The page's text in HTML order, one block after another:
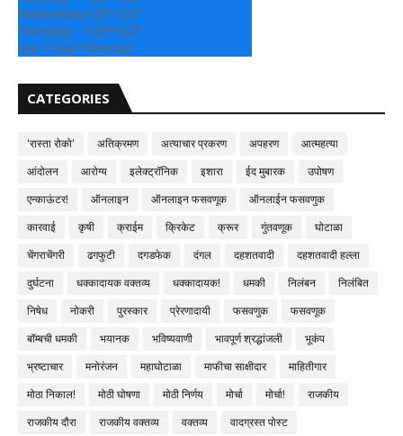
Wednesday+29°+22°
Thursday
+29°+22°
See 7-Day Forecast
CATEGORIES
'रास्ता रोको' अतिक्रमण अत्याचार प्रकरण अपहरण
आत्महत्या
आंदोलन
आरोग्य इलेक्ट्रॉनिक इशारा ईद मुबारक
उपोषण
एन्काऊंटर!
ऑनलाइन ऑनलाइन फसवणूक
ऑनलाईन फसवणुक
कारवाई
कृषी क्राईम क्रिकेट क्रूर गुंतवणूक
घोटाळा
चेंगराचेंगरी
ढगफुटी दगडफेक दंगल दहशतवादी
दहशतवादी हल्ला
दुर्घटना
धक्कादायक वक्तव्य धक्कादायक! धमकी निलंबन
निलंबित
निषेध
नोकरी पुरस्कार प्रेरणादायी फसवणुक
फसवणूक
बॉम्बची धमकी
भयानक भविष्यवाणी भावपूर्ण श्रद्धांजली
भूकंप
भ्रष्टाचार
मनोरंजन महाघोटाळा माफीचा साक्षीदार
माहितीगार
मोठा निकाल!
मोठी घोषणा मोठी निर्णय मोर्चा मोर्चा!
राजकीय
राजकीय दौरा
राजकीय वक्तव्य वक्तव्य
वादग्रस्त पोस्ट